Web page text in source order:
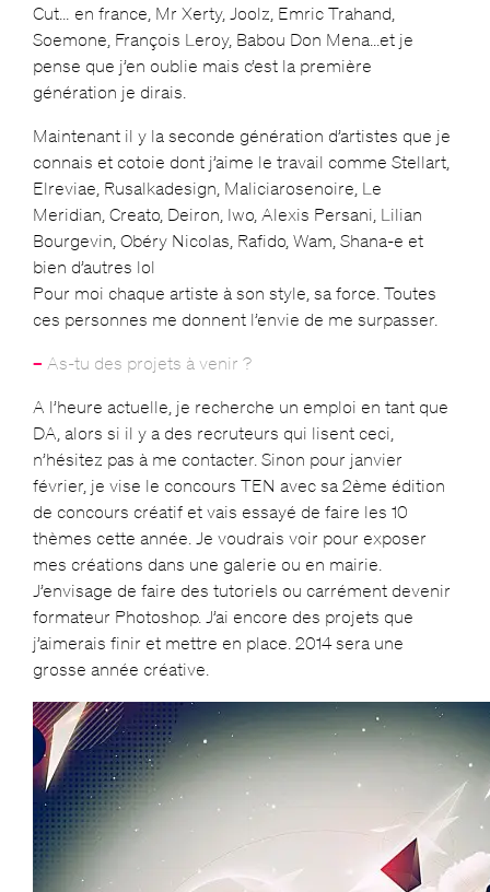
Cut… en france, Mr Xerty, Joolz, Emric Trahand,
Soemone, François Leroy, Babou Don Mena…et je
pense que j’en oublie mais c’est la première
génération je dirais.
Maintenant il y la seconde génération d’artistes que je
connais et cotoie dont j’aime le travail comme Stellart,
Elreviae, Rusalkadesign, Maliciarosenoire, Le
Meridian, Creato, Deiron, Iwo, Alexis Persani, Lilian
Bourgevin, Obéry Nicolas, Rafido, Wam, Shana-e et
bien d’autres lol
Pour moi chaque artiste à son style, sa force. Toutes
ces personnes me donnent l’envie de me surpasser.
– As-tu des projets à venir ?
A l’heure actuelle, je recherche un emploi en tant que
DA, alors si il y a des recruteurs qui lisent ceci,
n’hésitez pas à me contacter. Sinon pour janvier
février, je vise le concours TEN avec sa 2ème édition
de concours créatif et vais essayé de faire les 10
thèmes cette année. Je voudrais voir pour exposer
mes créations dans une galerie ou en mairie.
J’envisage de faire des tutoriels ou carrément devenir
formateur Photoshop. J’ai encore des projets que
j’aimerais finir et mettre en place. 2014 sera une
grosse année créative.